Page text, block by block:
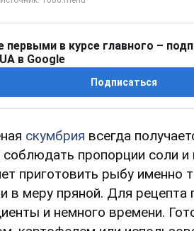
первыми в курсе главного –
в Google
Подписаться
скумбрия всегда
соблюдать пропорции соли и
приготовить рыбу именно
в меру пряной. Для рецепта
и немного времени.